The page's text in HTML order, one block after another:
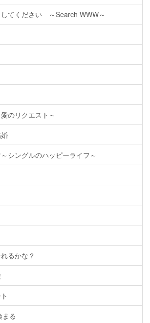
てください ～Search WWW～
のリクエスト～
シングルのハッピーライフ～
るかな？
る